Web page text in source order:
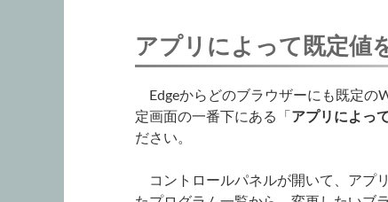
アプリによって既定値
Edgeからどのブラウザーにも既定の
定画面の一番下にある「 アプリによっ
ださい。
コントロールパネルが開いて、アプ